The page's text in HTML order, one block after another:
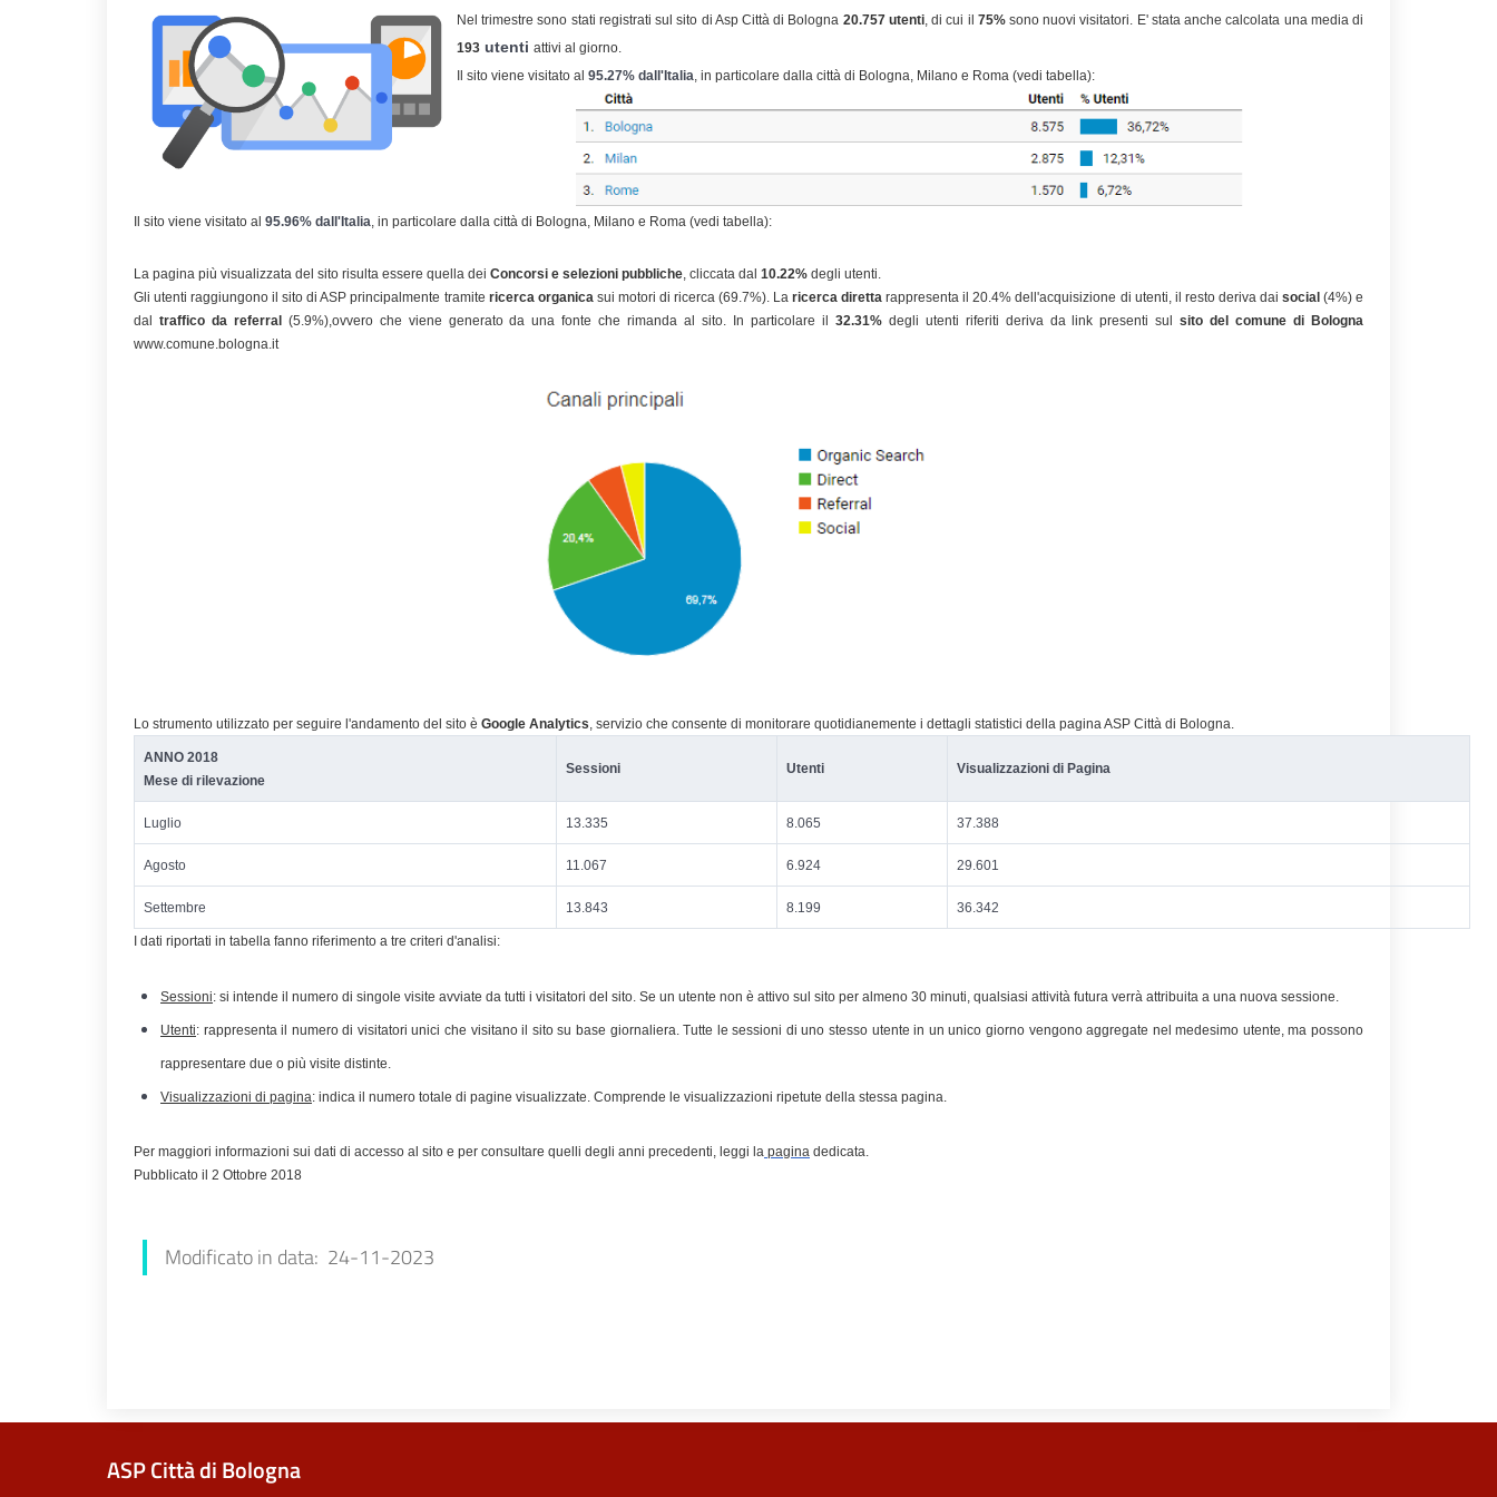
Nel trimestre sono stati registrati sul sito di Asp Città di Bologna 20.757 utenti, di cui il 75%sono nuovi visitatori. E' stata anche calcolata una media di
193 utenti attivi al giorno.
Il sito viene visitato al 95.27% dall'Italia, in particolare dalla città di Bologna, Milano e Roma (vedi tabella):
Il sito viene visitato al 95.96% dall'Italia, in particolare dalla città di Bologna, Milano e Roma (vedi tabella):
La pagina più visualizzata del sito risulta essere quella dei Concorsi e selezioni pubbliche, cliccata dal 10.22% degli utenti.
Gli utenti raggiungono il sito di ASP principalmente tramite ricerca organicasui motori di ricerca (69.7%). Laricerca diretta rappresenta il 20.4% dell'acquisizione di utenti, il resto deriva dai social (4%) e
dal traffico da referral (5.9%),ovvero che viene generato da una fonte che rimanda al sito. In particolare il 32.31%degli utenti riferiti deriva da link presenti sulsito del comune di Bologna
www.comune.bologna.it
Lo strumento utilizzato per seguire l'andamento del sito è Google Analytics, servizio che consente di monitorare quotidianemente i dettagli statistici della pagina ASP Città di Bologna.
ANNO 2018
Mese di rilevazione
Sessioni Utenti Visualizzazioni di Pagina
Luglio 13.335 8.065 37.388
Agosto 11.067 6.924 29.601
Settembre 13.843 8.199 36.342
I dati riportati in tabella fanno riferimento a tre criteri d'analisi:
Sessioni: si intende il numero di singole visite avviate da tutti i visitatori del sito. Se un utente non è attivo sul sito per almeno 30 minuti, qualsiasi attività futura verrà attribuita a una nuova sessione.
Utenti: rappresenta il numero di visitatori unici che visitano il sito su base giornaliera. Tutte le sessioni di uno stesso utente in un unico giorno vengono aggregate nel medesimo utente, ma possono
rappresentare due o più visite distinte.
Visualizzazioni di pagina: indica il numero totale di pagine visualizzate. Comprende le visualizzazioni ripetute della stessa pagina.
Per maggiori informazioni sui dati di accesso al sito e per consultare quelli degli anni precedenti, leggi la pagina dedicata.
Pubblicato il 2 Ottobre 2018
Modificato in data: 24-11-2023
ASP Città di Bologna